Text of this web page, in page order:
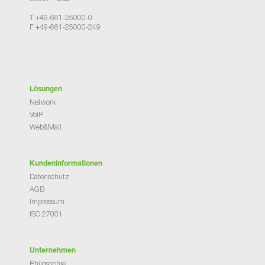
T +49-661-25000-0
F +49-661-25000-249
Lösungen
Network
VoIP
Web&Mail
Kundeninformationen
Datenschutz
AGB
Impressum
ISO 27001
Unternehmen